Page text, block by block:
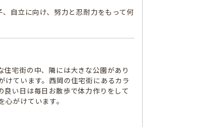
自立に向け、努力と忍耐力をもって何
宅街の中、隣には大きな公園があり
ています。西岡の住宅街にあるカラ
い日は毎日お散歩で体力作りをして
がけています。